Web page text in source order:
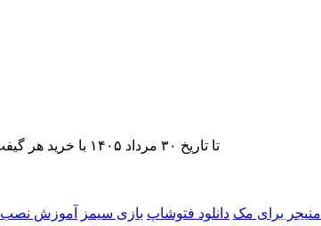
تا تاریخ ۳۰ مرداد ۱۴۰۵ با خرید هر گیفت‌کارت، ۲۰ درصد تخفیف اشتراک اپ‌استور مک نید را دریافت کنید.
منیجر برای مک دانلود فتوشاپ بازی سیمز
آموزش نصب